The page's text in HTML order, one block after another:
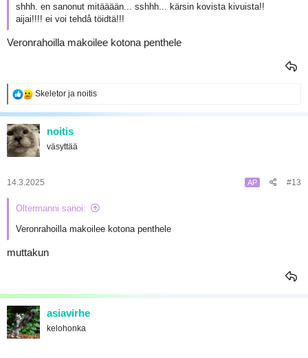
shhh. en sanonut mitääään... sshhh... kärsin kovista kivuista!!
aijai!!!! ei voi tehdå töidtä!!!
Veronrahoilla makoilee kotona penthele
R
a
k
t
i
o
:
Skeletor ja noitis
noitis
väsyttää
14.3.2025 AP #13
Oltermanni sanoi:
Veronrahoilla makoilee kotona penthele
muttakun
asiavirhe
kelohonka